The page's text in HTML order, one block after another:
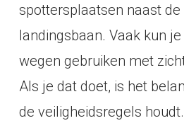
spottersplaatsen naast
landingsbaan. Vaak kun
wegen gebruiken met
Als je dat doet, is het
de veiligheidsregels houdt.